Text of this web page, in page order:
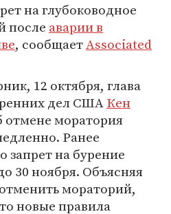
на глубоководное
после аварии в
, сообщаетAssociated
12 октября, глава
дел СШАКен
отмене моратория
Ранее
запрет на бурение
30 ноября. Объясняя
мораторий,
новые правила